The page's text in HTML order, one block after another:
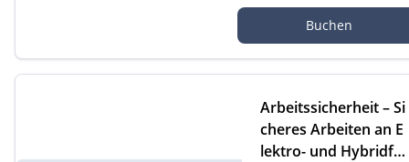
atte 1D, 6260 Reiden
Buchen
Arbeitssicherheit – Si
cheres Arbeiten an E
lektro- und Hybridfa